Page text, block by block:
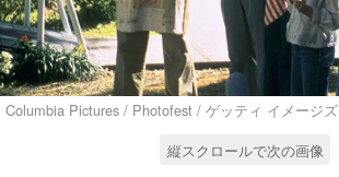
Columbia Pictures / Photofest / ゲッティ イメージズ
縦スクロールで次の画像